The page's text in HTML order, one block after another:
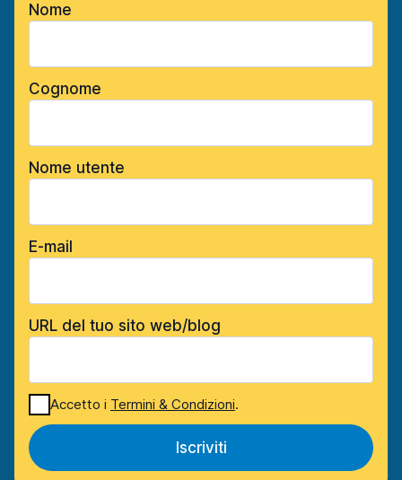
Nome
Cognome
Nome utente
E-mail
URL del tuo sito web/blog
Accetto i Termini & Condizioni.
Iscriviti